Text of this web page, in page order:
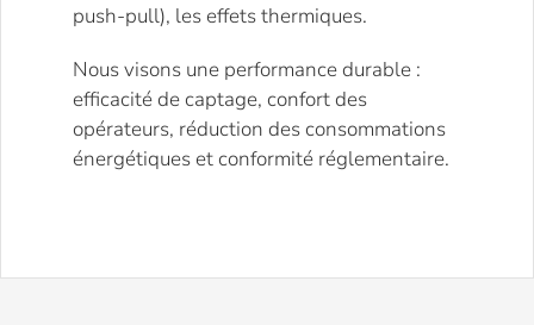
push-pull), les effets thermiques.
Nous visons une performance durable :
efficacité de captage, confort des
opérateurs, réduction des consommations
énergétiques et conformité réglementaire.